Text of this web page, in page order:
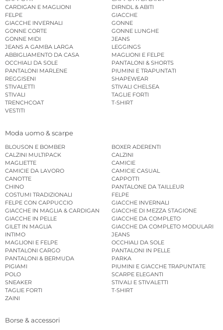
CARDIGAN E MAGLIONI
DIRNDL & ABITI
FELPE
GIACCHE
GIACCHE INVERNALI
GONNE
GONNE CORTE
GONNE LUNGHE
GONNE MIDI
JEANS
JEANS A GAMBA LARGA
LEGGINGS
ABBIGLIAMENTO DA CASA
MAGLIONI E FELPE
OCCHIALI DA SOLE
PANTALONI & SHORTS
PANTALONI MARLENE
PIUMINI E TRAPUNTATI
REGGISENI
SHAPEWEAR
STIVALETTI
STIVALI CHELSEA
STIVALI
TAGLIE FORTI
TRENCHCOAT
T-SHIRT
VESTITI
Moda uomo & scarpe
BLOUSON E BOMBER
BOXER ADERENTI
CALZINI MULTIPACK
CALZINI
MAGLIETTE
CAMICIE
CAMICIE DA LAVORO
CAMICIE CASUAL
CANOTTE
CAPPOTTI
CHINO
PANTALONE DA TAILLEUR
COSTUMI TRADIZIONALI
FELPE
FELPE CON CAPPUCCIO
GIACCHE INVERNALI
GIACCHE IN MAGLIA & CARDIGAN
GIACCHE DI MEZZA STAGIONE
GIACCHE IN PELLE
GIACCHE DA COMPLETO
GILET IN MAGLIA
GIACCHE DA COMPLETO MODULARI
INTIMO
JEANS
MAGLIONI E FELPE
OCCHIALI DA SOLE
PANTALONI CARGO
PANTALONI IN PELLE
PANTALONI & BERMUDA
PARKA
PIGIAMI
PIUMINI E GIACCHE TRAPUNTATE
POLO
SCARPE ELEGANTI
SNEAKER
STIVALI E STIVALETTI
TAGLIE FORTI
T-SHIRT
ZAINI
Borse & accessori